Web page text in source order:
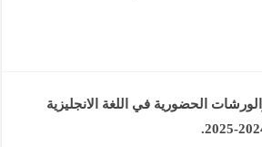
الحضورية في اللغة الانجليزية